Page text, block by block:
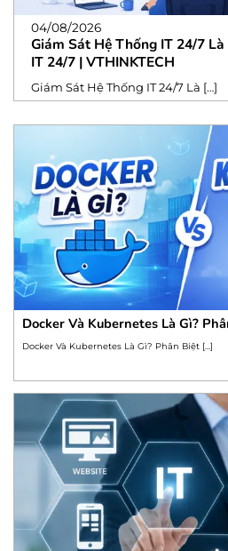
04/08/2026
Giám Sát Hệ Thống IT 24/7
IT 24/7 | VTHINKTECH
Giám Sát Hệ Thống IT 24/7 Là […]
Docker Và Kubernetes Là Gì?
Docker Và Kubernetes Là Gì? Phân Biệt […]